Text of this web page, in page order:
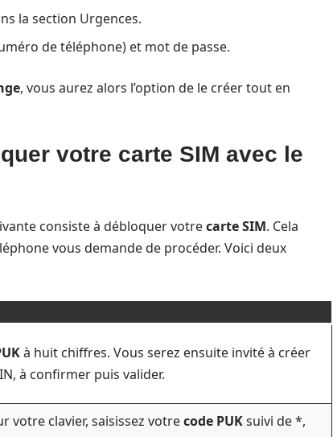
la section Urgences.
de téléphone) et mot de passe.
, vous aurez alors l’option de le créer tout en
votre carte SIM avec le
consiste à débloquer votrecarte SIM. Cela
vous demande de procéder. Voici deux
à huit chiffres. Vous serez ensuite invité à créer
à confirmer puis valider.
votre clavier, saisissez votrecode PUKsuivi de *,